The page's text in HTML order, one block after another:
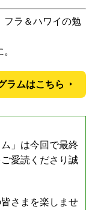
フラ＆ハワイの勉
ラムはこちら
」は今回で最終
愛読くださり誠
さまを楽しませ